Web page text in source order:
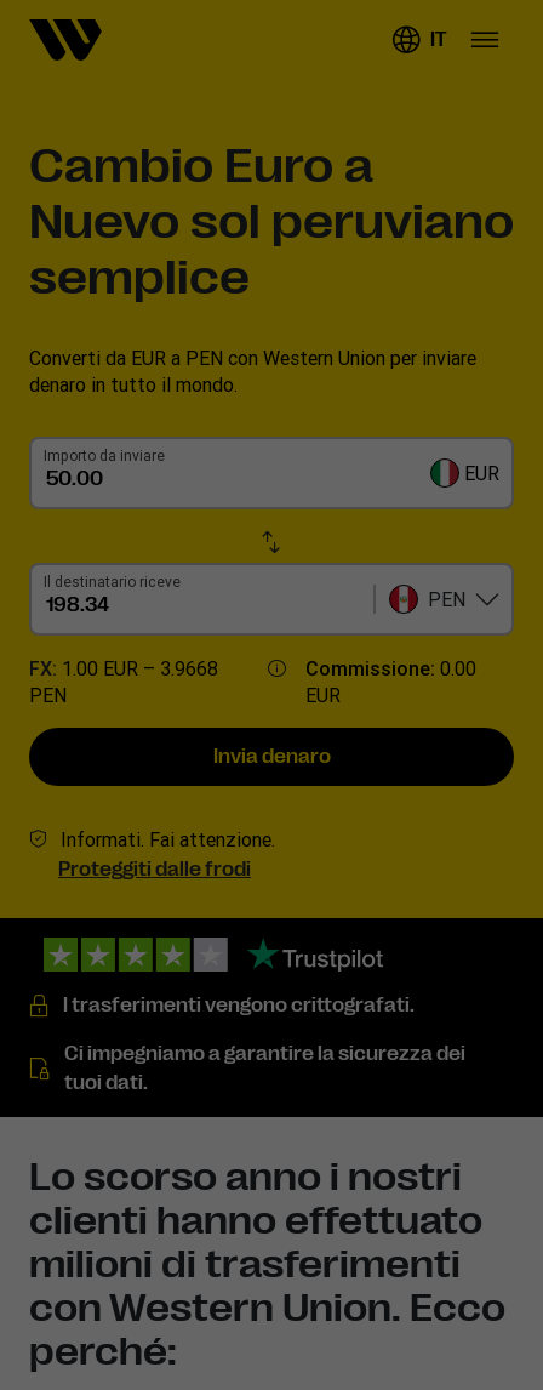
IT
Cambio Euro a
Nuevo sol peruviano
semplice
Converti da EUR a PEN con Western Union per inviare
denaro in tutto il mondo.
Importo da inviare
EUR
Il destinatario riceve
PEN
FX: 1.00 EUR – 3.9668
PEN
Commissione:0.00
EUR
Invia denaro
Informati. Fai attenzione.
Proteggiti dalle frodi
I trasferimenti vengono crittografati.
Ci impegniamo a garantire la sicurezza dei
tuoi dati.
Lo scorso anno i nostri
clienti hanno effettuato
milioni di trasferimenti
con Western Union. Ecco
perché: